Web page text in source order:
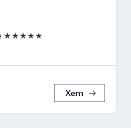
Elevate Your Online Presence ★★★★★
Xem